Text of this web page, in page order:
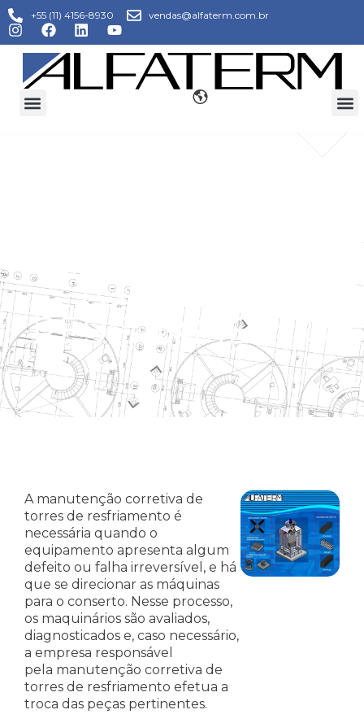
+55 (11) 4156-8930 vendas@alfaterm.com.br
TORRES DE
RESFRIAMENTO
A manutenção corretiva de
torres de resfriamento é
necessária quando o
equipamento apresenta algum
defeito ou falha irreversível, e há
que se direcionar as máquinas
para o conserto. Nesse processo,
os maquinários são avaliados,
diagnosticados e, caso necessário,
a empresa responsável
pela manutenção corretiva de
torres de resfriamento efetua a
troca das peças pertinentes.